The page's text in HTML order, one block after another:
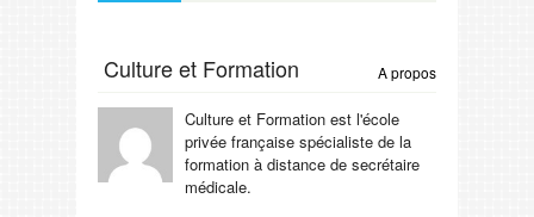
Culture et Formation A propos
Culture et Formation est l'école
privée française spécialiste de la
formation à distance de secrétaire
médicale.